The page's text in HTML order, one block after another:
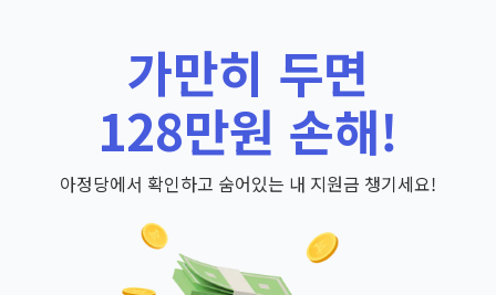
가만히 두면
128만원 손해!
아정당에서 확인하고 숨어있는 내 지원금 챙기세요!